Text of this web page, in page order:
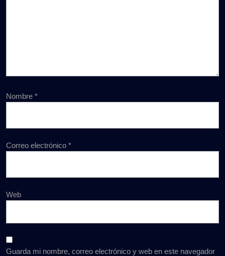
Nombre *
Correo electrónico *
Web
Guarda mi nombre, correo electrónico y web en este navegador